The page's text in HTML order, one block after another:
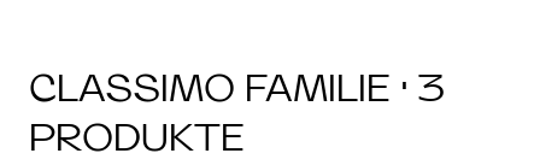
CLASSIMO FAMILIE · 3
PRODUKTE